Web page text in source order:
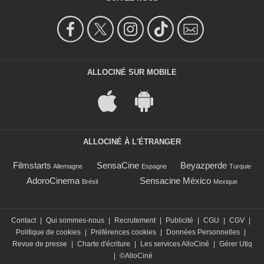
ALLOCINÉ SUR MOBILE
ALLOCINÉ À L'ÉTRANGER
Filmstarts Allemagne SensaCine Espagne Beyazperde Turquie
AdoroCinema Brésil Sensacine México Mexique
Contact Qui sommes-nous Recrutement Publicité CGU CGV
Politique de cookies
Préférences cookies Données Personnelles
Revue de presse
Charte d'écriture Les services AlloCiné
Gérer Utiq
©AlloCiné